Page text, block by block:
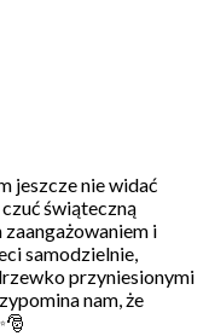
jeszcze nie widać
świąteczną
i
samodzielnie,
przyniesionymi
nam, że